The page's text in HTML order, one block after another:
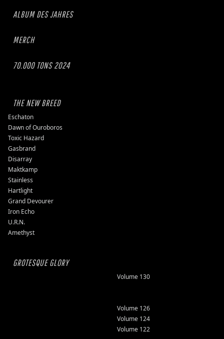
ALBUM DES JAHRES
MERCH
70.000 TONS 2024
THE NEW BREED
Eschaton
Dawn of Ouroboros
Toxic Hazard
Gasbrand
Disarray
Maktkamp
Stainless
Hartlight
Grand Devourer
Iron Echo
U.R.N.
Amethyst
GROTESQUE GLORY
Volume 130
Volume 126
Volume 124
Volume 122